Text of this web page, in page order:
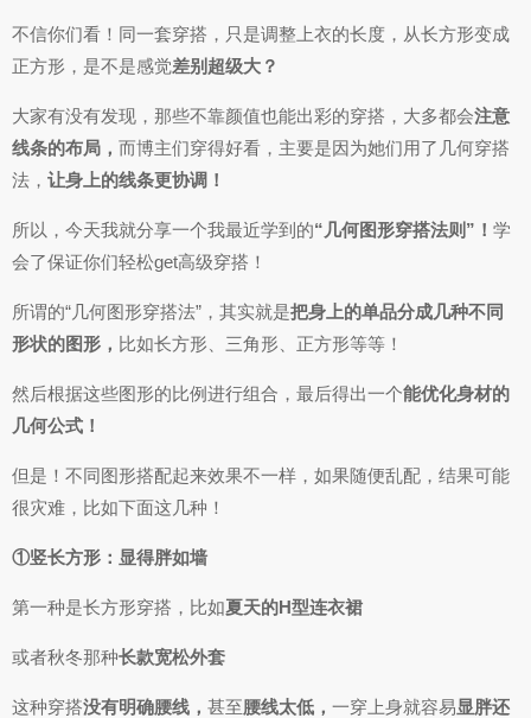
不信你们看！同一套穿搭，只是调整上衣的长度，从长方形变成
正方形，是不是感觉差别超级大？
大家有没有发现，那些不靠颜值也能出彩的穿搭，大多都会注意
线条的布局， 而博主们穿得好看，主要是因为她们用了几何穿搭
法， 让身上的线条更协调！
所以，今天我就分享一个我最近学到的“几何图形穿搭法则”！ 学
会了保证你们轻松get高级穿搭！
所谓的“几何图形穿搭法”，其实就是把身上的单品分成几种不同
形状的图形， 比如长方形、三角形、正方形等等！
然后根据这些图形的比例进行组合，最后得出一个能优化身材的
几何公式！
但是！不同图形搭配起来效果不一样，如果随便乱配，结果可能
很灾难，比如下面这几种！
①竖长方形：显得胖如墙
第一种是长方形穿搭，比如夏天的H型连衣裙
或者秋冬那种长款宽松外套
这种穿搭没有明确腰线， 甚至腰线太低， 一穿上身就容易显胖还